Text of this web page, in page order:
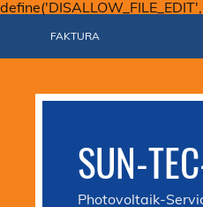
FAKTURA
SUN-
Photovoltaik-